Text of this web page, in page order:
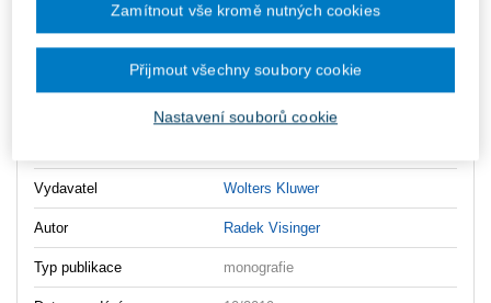
Ke stažení
Soudni_dohled_Obsah
Soudni_dohled_Ukazka
Vydavatel Wolters Kluwer
Autor Radek Visinger
Typ publikace monografie
Nastavení souborů cookie
Zamítnout vše kromě nutných cookies
Přijmout všechny soubory cookie